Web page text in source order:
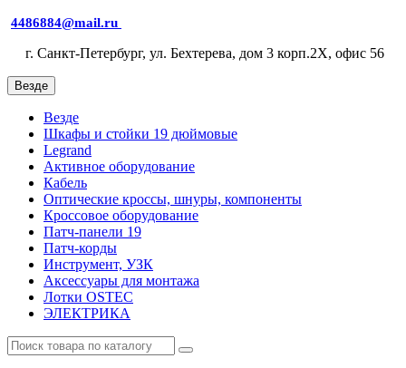
4486884@mail.ru
г. Санкт-Петербург, ул. Бехтерева, дом 3 корп.2X, офис 56
Везде
Везде
Шкафы и стойки 19 дюймовые
Legrand
Активное оборудование
Кабель
Оптические кроссы, шнуры, компоненты
Кроссовое оборудование
Патч-панели 19
Патч-корды
Инструмент, УЗК
Аксессуары для монтажа
Лотки OSTEC
ЭЛЕКТРИКА